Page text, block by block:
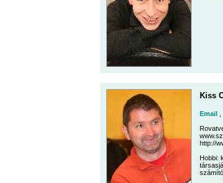
Kiss
Email
http://
Hobbi: